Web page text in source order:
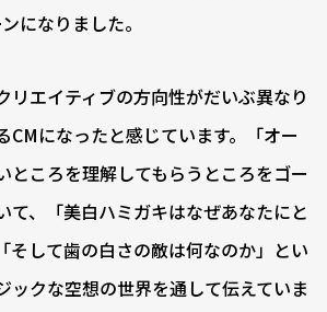
になりました。
リエイティブの方向性がだいぶ異なり
CMになったと感じています。「オー
ところを理解してもらうところをゴー
て、「美白ハミガキはなぜあなたにと
そして歯の白さの敵は何なのか」とい
ックな空想の世界を通して伝えていま